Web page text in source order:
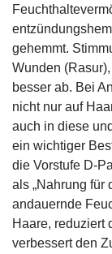
gehemmt.
Wunden
besser ab. Bei
nicht nur auf
auch in diese
ein wichtiger
die Vorstufe D-
als „Nahrung für
andauernde
Haare, reduziert
verbessert den